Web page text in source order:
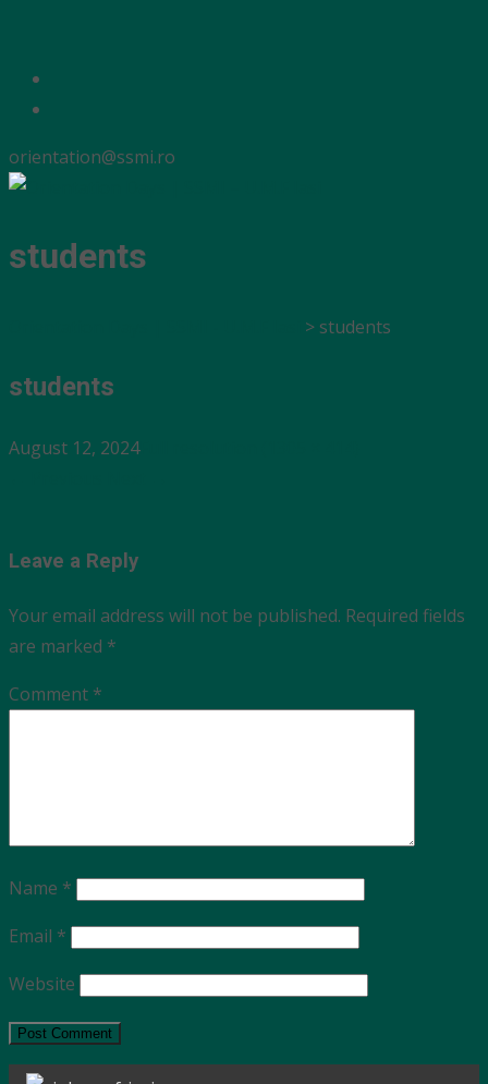
orientation@ssmi.ro
students
> students
students
August 12, 2024Full resolution (1305 × 414)
Leave a Reply
Your email address will not be published. Required fields
are marked *
Comment *
Name *
Email *
Website